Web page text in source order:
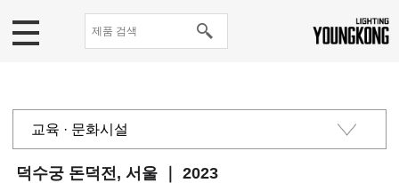
교육 · 문화시설
관공서 · 공공시설
덕수궁 돈덕전, 서울 ｜ 2023